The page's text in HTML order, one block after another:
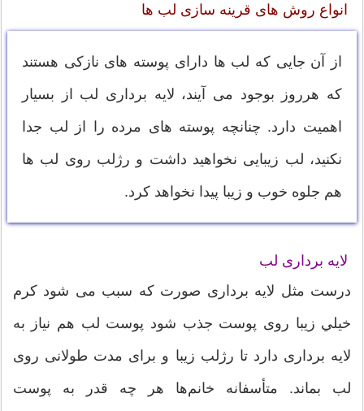
انواع روش های قرینه سازی لب ها
از آن جایی که لب ها دارای پوسته های نازکی هستند
که هرروز بوجود می آیند، لایه برداری لب از بسیار
اهمیت دارد. چنانچه پوسته های مرده را از لب جدا
نکنید، لب زیبایی نخواهید داشت و رژلب روی لب ها
هم جلوه خوب و زیبا پیدا نخواهد کرد.
لایه برداری لب
درست مثل لایه برداری صورت که سبب می شود کرم
خيلي زیبا روی پوست جذب شود پوست لب هم نیاز به
لایه برداری دارد تا رژلب زیبا و برای مدت طولانی روی
لب بماند. متأسفانه خانم‌ها هر چه قدر به پوست